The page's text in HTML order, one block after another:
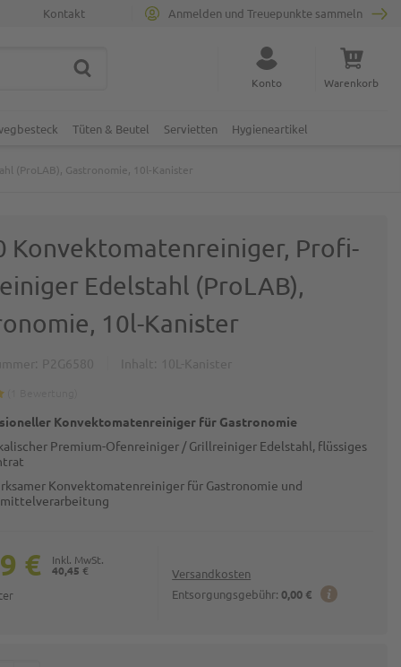
Kontakt Anmelden und Treuepunkte sammeln
Suche schließen
SUCHE Konto Warenkorb
Tüten & Beutel Servietten Hygieneartikel
(ProLAB), Gastronomie, 10l-Kanister
Konvektomatenreiniger, Profi-
Edelstahl (ProLAB),
10l-Kanister
Konvektomatenreiniger für Gastronomie
Premium-Ofenreiniger / Grillreiniger Edelstahl, flüssiges
Konvektomatenreiniger für Gastronomie und
Versandkosten
Entsorgungsgebühr: 0,00 €
40,45 €
€